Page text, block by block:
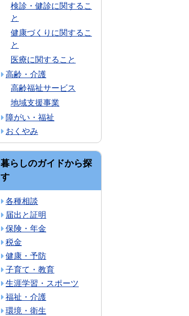
検診・健診に関するこ
と
健康づくりに関するこ
と
医療に関すること
高齢・介護
高齢福祉サービス
地域支援事業
障がい・福祉
おくやみ
暮らしのガイドから探
す
各種相談
届出と証明
保険・年金
税金
健康・予防
子育て・教育
生涯学習・スポーツ
福祉・介護
環境・衛生